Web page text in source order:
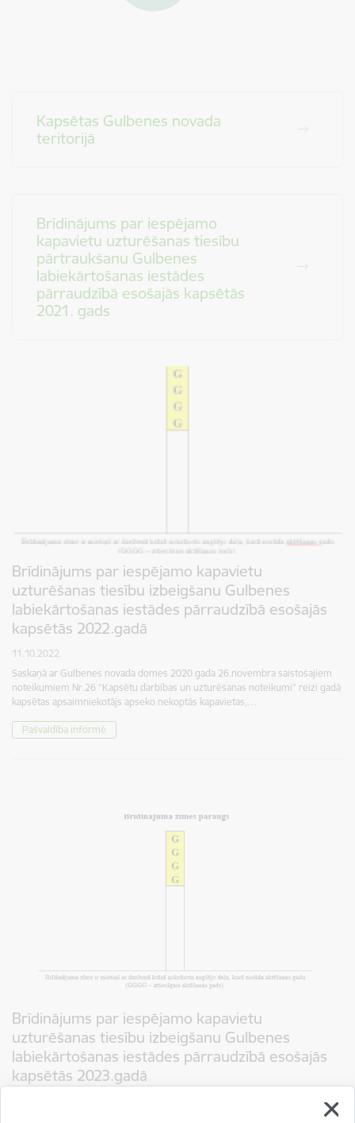
Kapsētas Gulbenes novada
teritorijā
Brīdinājums par iespējamo
kapavietu uzturēšanas tiesību
pārtraukšanu Gulbenes
labiekārtošanas iestādes
pārraudzībā esošajās kapsētās
2021. gads
Brīdinājums par iespējamo kapavietu
uzturēšanas tiesību izbeigšanu Gulbenes
labiekārtošanas iestādes pārraudzībā esošajās
kapsētās 2022.gadā
11.10.2022.
Saskaņā ar Gulbenes novada domes 2020.gada 26.novembra saistošajiem
noteikumiem Nr.26 “Kapsētu darbības un uzturēšanas noteikumi” reizi gadā
kapsētas apsaimniekotājs apseko nekoptās kapavietas,…
Pašvaldība informē
Brīdinājums par iespējamo kapavietu
uzturēšanas tiesību izbeigšanu Gulbenes
labiekārtošanas iestādes pārraudzībā esošajās
kapsētās 2023.gadā
Saskaņā ar Gulbenes novada domes 2020.gada 26.novembra saistošajiem